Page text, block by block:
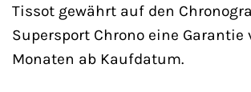
Tissot gewährt auf den
Supersport Chrono eine Garantie
Monaten ab Kaufdatum.